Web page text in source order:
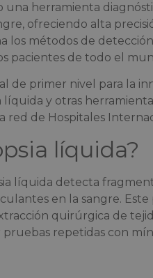
una herramienta
ofreciendo alta
los métodos de
pacientes de todo el
de primer nivel para la
líquida y otras
de Hospitales
líquida?
líquida detecta
en la sangre.
quirúrgica de
repetidas con